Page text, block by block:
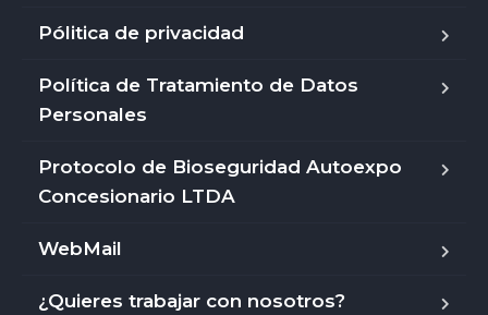
Pólitica de privacidad
Política de Tratamiento de Datos
Personales
Protocolo de Bioseguridad Autoexpo
Concesionario LTDA
WebMail
¿Quieres trabajar con nosotros?